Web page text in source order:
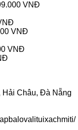
VNĐ
VNĐ
VNĐ
Châu, Đà Nẵng